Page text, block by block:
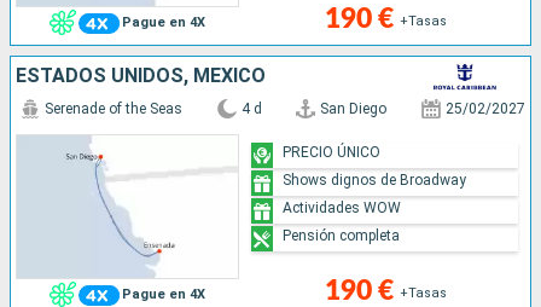
Pague en 4X 190 € +Tasas
ESTADOS UNIDOS, MÉXICO
Pague en 4X
Serenade of the Seas 4 d San Diego 25/02/2027
190 € +Tasas
PRECIO ÚNICO
Shows dignos de Broadway
Actividades WOW
Pensión completa